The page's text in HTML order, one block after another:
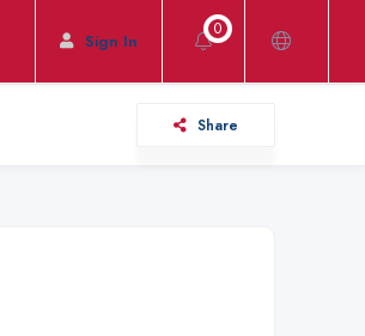
0
Sign In
Share